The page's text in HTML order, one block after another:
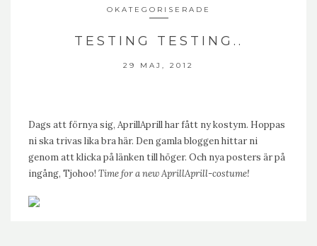
OKATEGORISERADE
TESTING TESTING..
29 MAJ, 2012
Dags att förnya sig, AprillAprill har fått ny kostym. Hoppas
ni ska trivas lika bra här. Den gamla bloggen hittar ni
genom att klicka på länken till höger. Och nya posters är på
ingång, Tjohoo! Time for a new AprillAprill-costume!